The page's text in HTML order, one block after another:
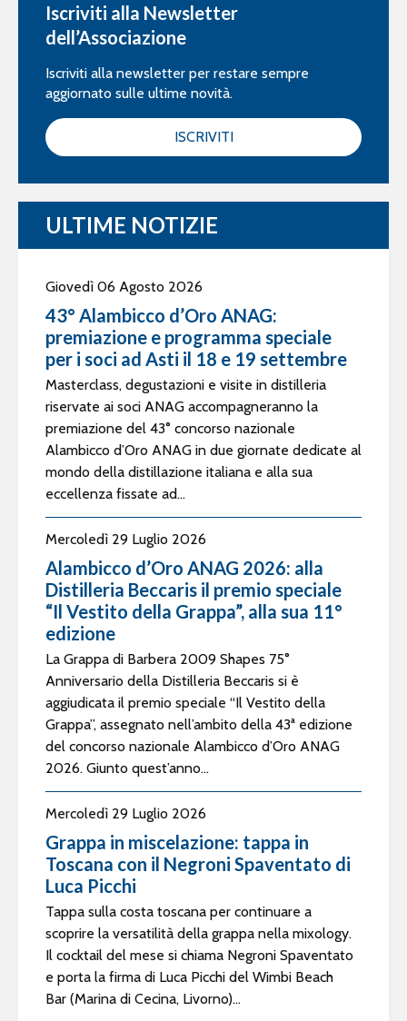
Iscriviti alla Newsletter
dell’Associazione
Iscriviti alla newsletter per restare sempre
aggiornato sulle ultime novità.
ISCRIVITI
ULTIME NOTIZIE
Giovedì 06 Agosto 2026
43° Alambicco d’Oro ANAG:
premiazione e programma speciale
per i soci ad Asti il 18 e 19 settembre
Masterclass, degustazioni e visite in distilleria
riservate ai soci ANAG accompagneranno la
premiazione del 43° concorso nazionale
Alambicco d’Oro ANAG in due giornate dedicate al
mondo della distillazione italiana e alla sua
eccellenza fissate ad...
Mercoledì 29 Luglio 2026
Alambicco d’Oro ANAG 2026: alla
Distilleria Beccaris il premio speciale
“Il Vestito della Grappa”, alla sua 11°
edizione
La Grappa di Barbera 2009 Shapes 75°
Anniversario della Distilleria Beccaris si è
aggiudicata il premio speciale “Il Vestito della
Grappa”, assegnato nell’ambito della 43ª edizione
del concorso nazionale Alambicco d’Oro ANAG
2026. Giunto quest’anno...
Mercoledì 29 Luglio 2026
Grappa in miscelazione: tappa in
Toscana con il Negroni Spaventato di
Luca Picchi
Tappa sulla costa toscana per continuare a
scoprire la versatilità della grappa nella mixology.
Il cocktail del mese si chiama Negroni Spaventato
e porta la firma di Luca Picchi del Wimbi Beach
Bar (Marina di Cecina, Livorno)...